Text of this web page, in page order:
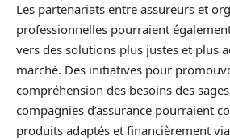
Les partenariats entre assureurs et
professionnelles pourraient
vers des solutions plus justes et plus
marché. Des initiatives pour
compréhension des besoins des
compagnies d’assurance pourraient
produits adaptés et financièrement